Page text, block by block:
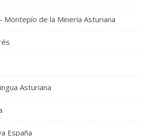
Montepío de la Minería Asturiana
Asturiana
España